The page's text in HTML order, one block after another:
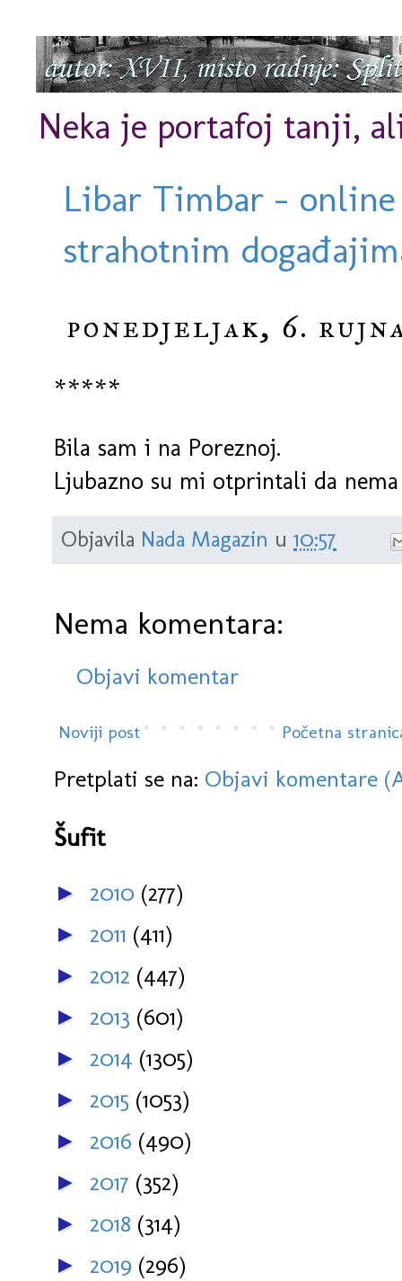
Neka je portafoj tanji,
Libar Timbar -
strahotnim
ponedjeljak, 6.
*****
Bila sam i na Poreznoj.
Ljubazno su mi otprintali da
Objavila Nada Magazin u 10:57
Nema komentara:
Objavi komentar
Noviji post Početna
Pretplati se na: Objavi komentare
Šufit
► 2010 (277)
► 2011 (411)
► 2012 (447)
► 2013 (601)
► 2014 (1305)
► 2015 (1053)
► 2016 (490)
► 2017 (352)
► 2018 (314)
► 2019 (296)